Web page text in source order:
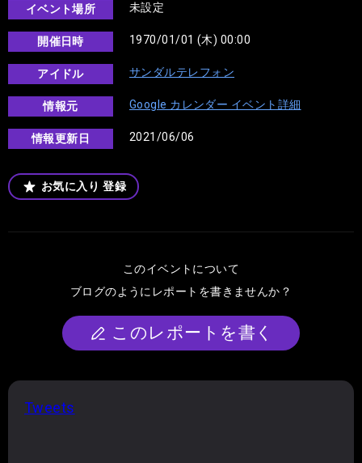
イベント場所 未設定
開催日時 1970/01/01 (木) 00:00
アイドル サンダルテレフォン
情報元 Google カレンダー イベント詳細
情報更新日 2021/06/06
お気に入り 登録
このイベントについて
ブログのようにレポートを書きませんか？
このレポートを書く
Tweets